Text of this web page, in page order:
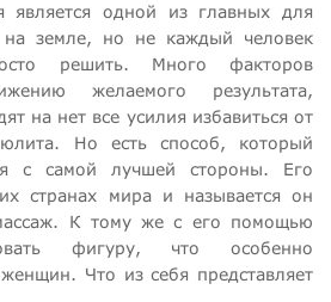
является одной из главных для
земле, но не каждый человек
решить. Много факторов
желаемого результата,
на нет все усилия избавиться от
Но есть способ, который
с самой лучшей стороны. Его
странах мира и называется он
К тому же с его помощью
фигуру, что особенно
Что из себя представляет